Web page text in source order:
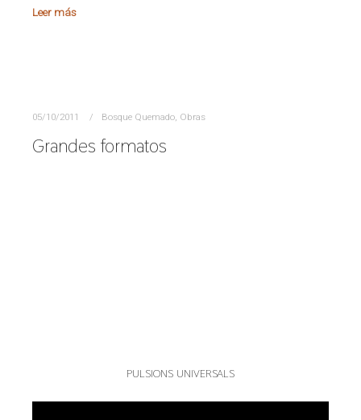
Leer más
05/10/2011 Bosque Quemado Obras
Grandes formatos
PULSIONS UNIVERSALS